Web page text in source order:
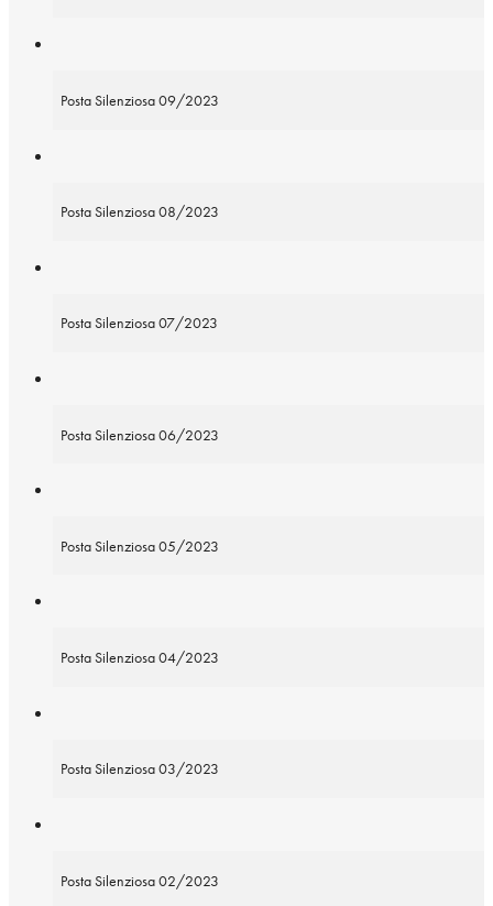
Posta Silenziosa 09/2023
Posta Silenziosa 08/2023
Posta Silenziosa 07/2023
Posta Silenziosa 06/2023
Posta Silenziosa 05/2023
Posta Silenziosa 04/2023
Posta Silenziosa 03/2023
Posta Silenziosa 02/2023